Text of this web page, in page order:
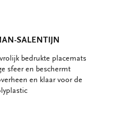
SALENTIJN
bedrukte placemats
sfeer en beschermt
en klaar voor de